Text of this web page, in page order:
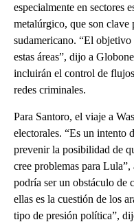
especialmente en sectores
metalúrgico, que son clave
sudamericano. “El
estas áreas”, dijo a
incluirán el control de
redes criminales.
Para Santoro, el viaje a
electorales. “Es un intento
prevenir la posibilidad de
cree problemas para
podría ser un obstáculo de
ellas es la cuestión de los
tipo de presión política”,